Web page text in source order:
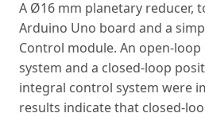
A Ø16 mm planetary reducer,
Arduino Uno board and a
Control module. An open-
system and a closed-loop
integral control system were
results indicate that closed-